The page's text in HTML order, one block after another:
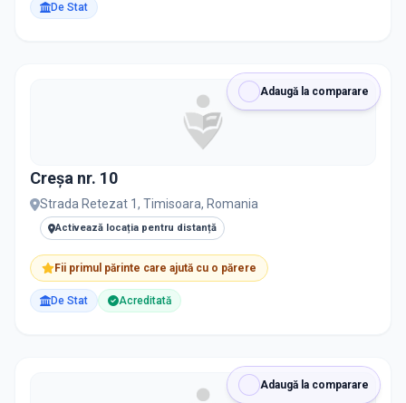
De Stat
Adaugă la comparare
Creșa nr. 10
Strada Retezat 1, Timisoara, Romania
Activează locația pentru distanță
Fii primul părinte care ajută cu o părere
De Stat Acreditată
Adaugă la comparare